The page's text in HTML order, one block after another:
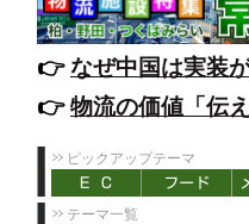
👉️なぜ中国は実装
👉️物流の価値「伝
ピックアップテーマ
テーマ一覧